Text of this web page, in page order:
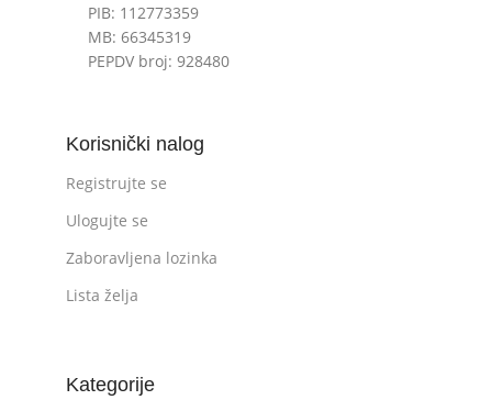
PIB: 112773359
MB: 66345319
PEPDV broj: 928480
Korisnički nalog
Registrujte se
Ulogujte se
Zaboravljena lozinka
Lista želja
Kategorije